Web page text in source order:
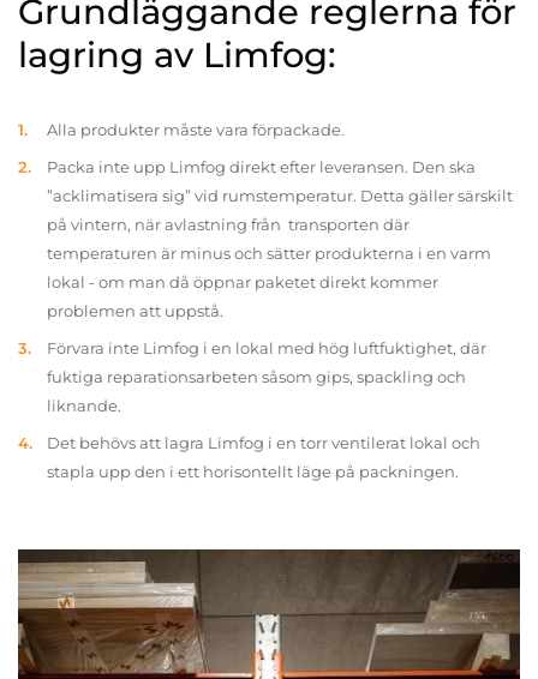
Grundläggande reglerna för
lagring av Limfog:
Alla produkter måste vara förpackade.
Packa inte upp Limfog direkt efter leveransen. Den ska
”acklimatisera sig” vid rumstemperatur. Detta gäller särskilt
på vintern, när avlastning från transporten där
temperaturen är minus och sätter produkterna i en varm
lokal - om man då öppnar paketet direkt kommer
problemen att uppstå.
Förvara inte Limfog i en lokal med hög luftfuktighet, där
fuktiga reparationsarbeten såsom gips, spackling och
liknande.
Det behövs att lagra Limfog i en torr ventilerat lokal och
stapla upp den i ett horisontellt läge på packningen.